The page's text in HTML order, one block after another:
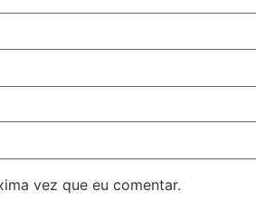
vez que eu comentar.